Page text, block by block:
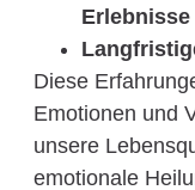
Erlebnisse
Diese
Emotionen und
unsere
emotionale